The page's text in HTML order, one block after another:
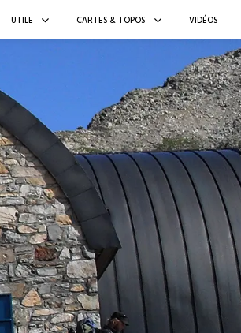
UTILE CARTES & TOPOS VIDÉOS